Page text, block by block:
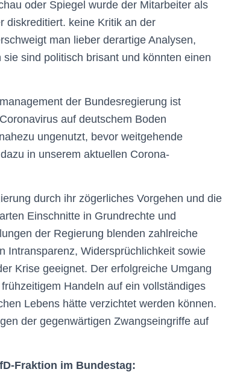
oder Spiegel wurde der Mitarbeiter als
diskreditiert. keine Kritik an der
man lieber derartige Analysen,
sind politisch brisant und könnten einen
der Bundesregierung ist
auf deutschem Boden
ungenutzt, bevor weitgehende
in unserem aktuellen Corona-
durch ihr zögerliches Vorgehen und die
Einschnitte in Grundrechte und
der Regierung blenden zahlreiche
Intransparenz, Widersprüchlichkeit sowie
Krise geeignet. Der erfolgreiche Umgang
Handeln auf ein vollständiges
Lebens hätte verzichtet werden können.
der gegenwärtigen Zwangseingriffe auf
Fraktion im Bundestag: